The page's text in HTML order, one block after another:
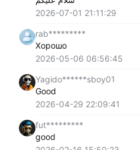
2026-07-01 21:11:29
rab*********
Хорошо
2026-05-06 06:56:45
Yagido******sboy01
Good
2026-04-29 22:09:41
fut*********
good